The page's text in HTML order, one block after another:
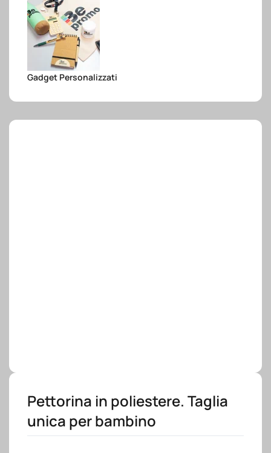
Gadget Personalizzati
Pettorina in poliestere. Taglia
unica per bambino